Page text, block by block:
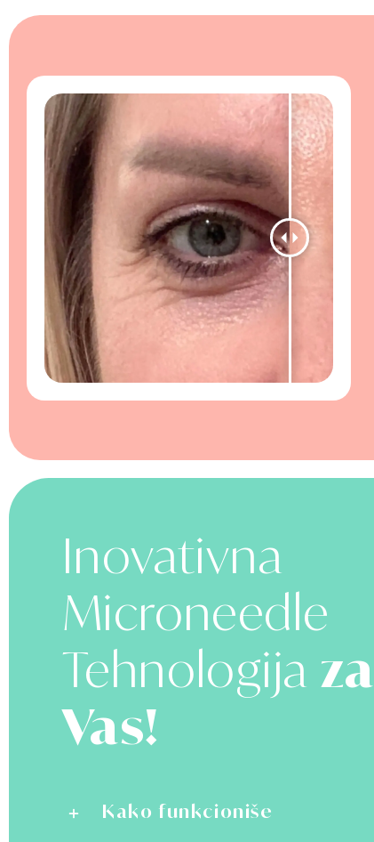
Inovativna
Microneedle
Tehnologija za
Vas!
Kako funkcioniše